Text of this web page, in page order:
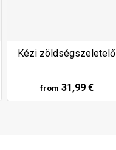
Kézi zöldségszeletelő
from 31,99 €